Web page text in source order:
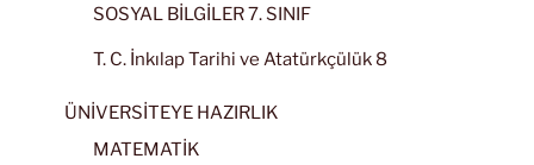
SOSYAL BİLGİLER 7. SINIF
T. C. İnkılap Tarihi ve Atatürkçülük 8
ÜNİVERSİTEYE HAZIRLIK
MATEMATİK